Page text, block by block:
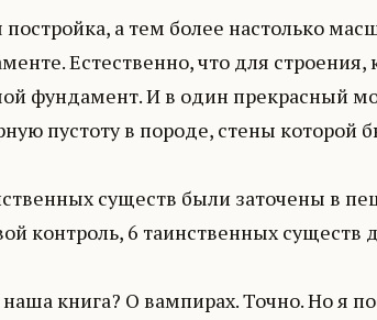
а тем более настолько
Естественно, что для
фундамент. И в один прекрасный
пустоту в породе, стены
существ были заточены в
контроль, 6 таинственных
книга? О вампирах. Точно. Но я